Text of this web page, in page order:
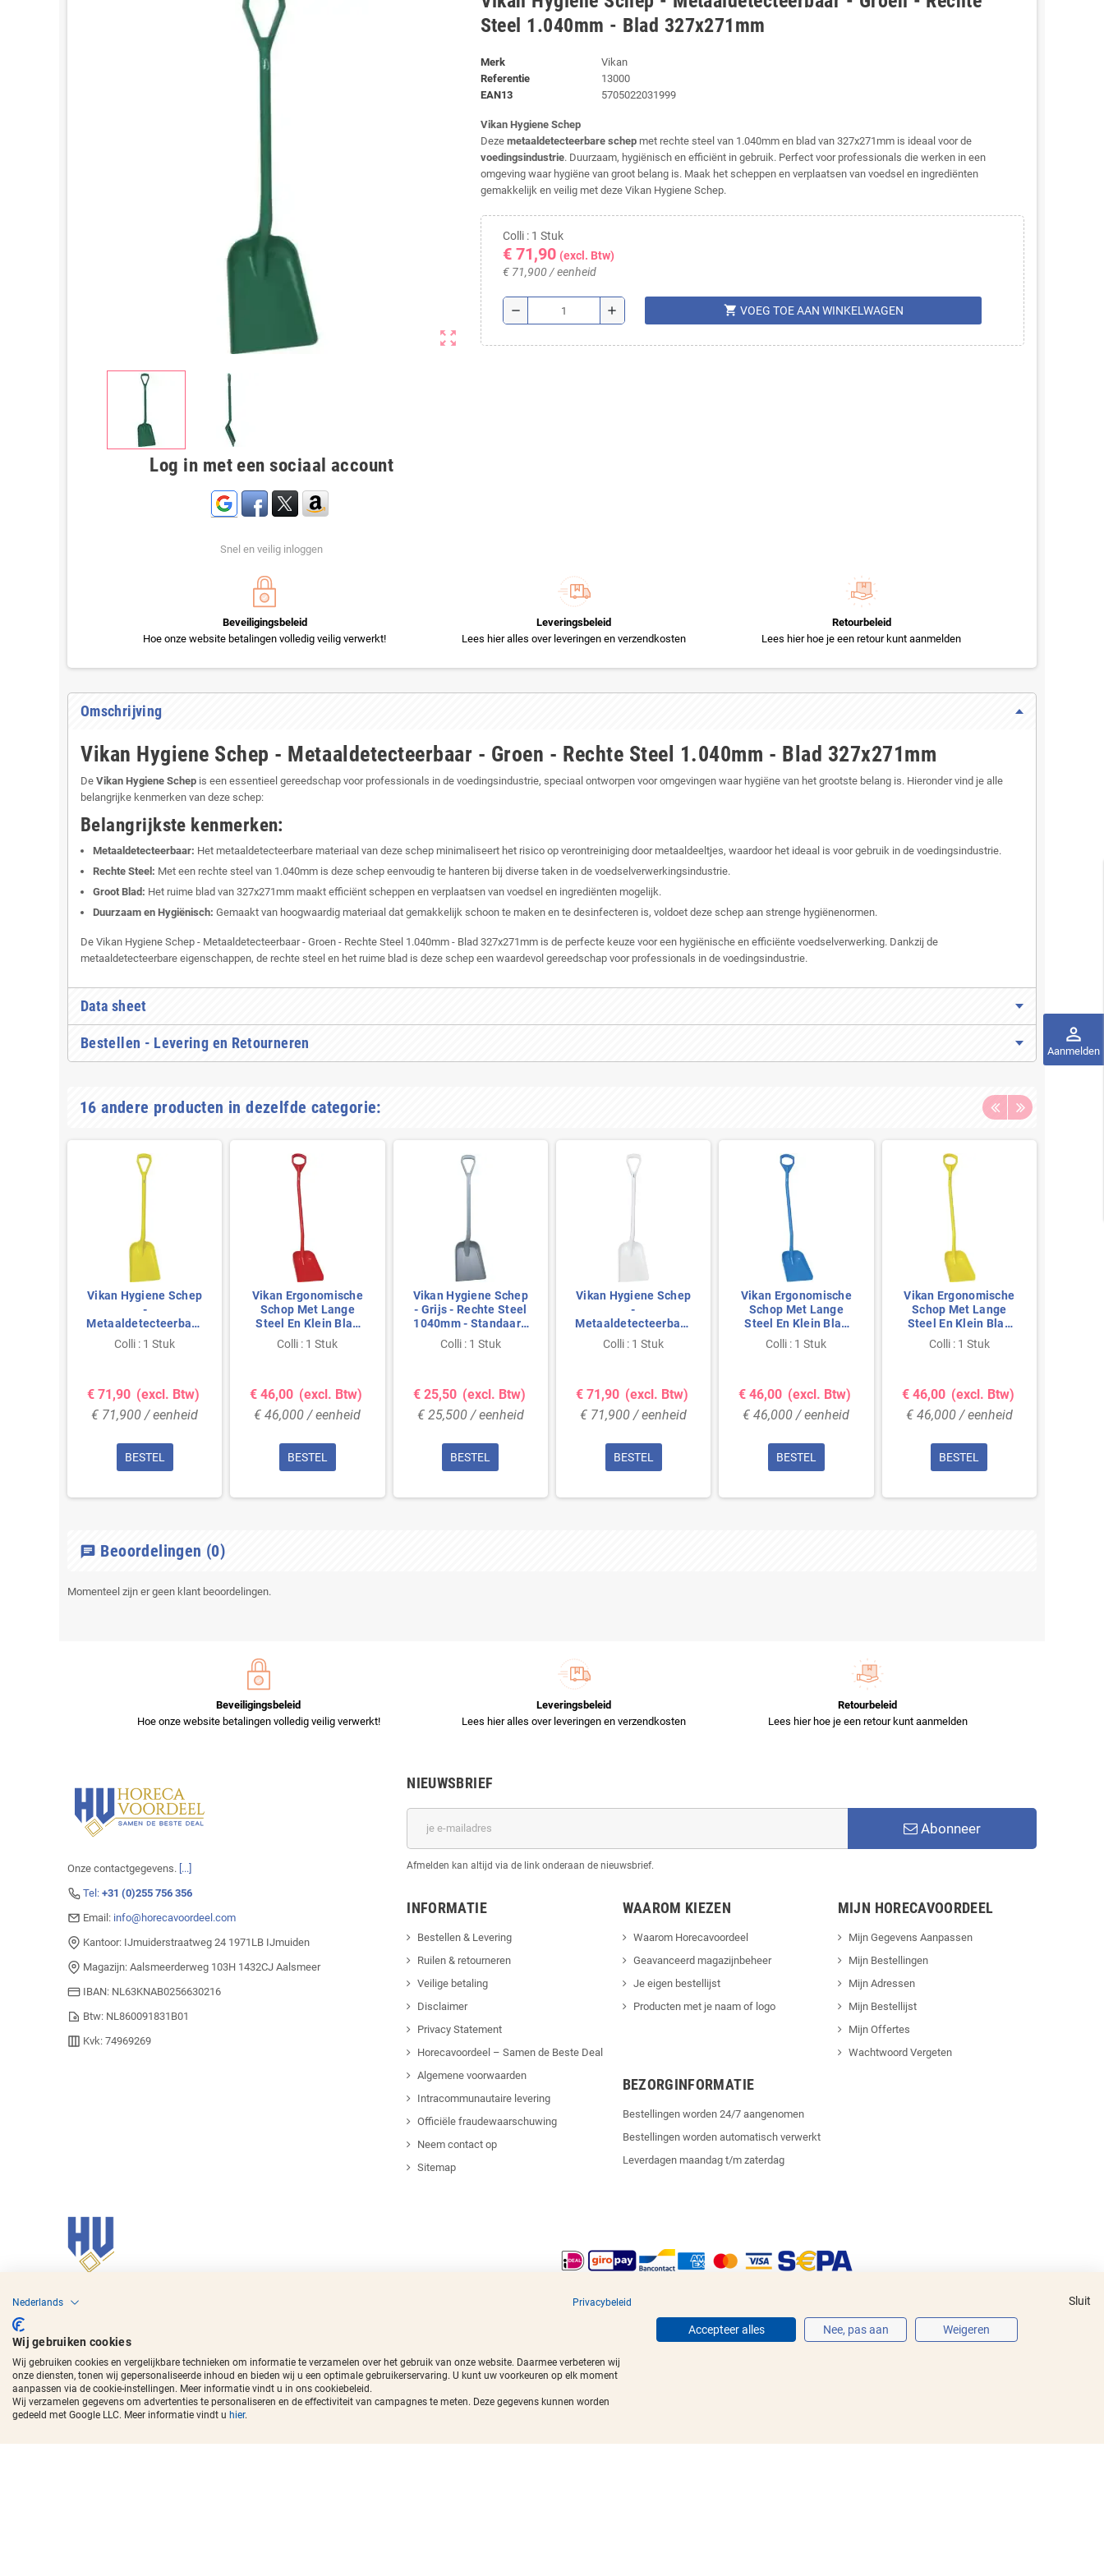
perm_identity
Aanmelden
zoom_out_map
Log in met een sociaal account
Snel en veilig inloggen
Steel 1.040mm - Blad 327x271mm
Merk
Vikan
Referentie
13000
EAN13
5705022031999
Vikan Hygiene Schep
Deze metaaldetecteerbare schepmet rechte steel van 1.040mm en blad van 327x271mm is ideaal voor de
voedingsindustrie. Duurzaam, hygiënisch en efficiënt in gebruik. Perfect voor professionals die werken in een
omgeving waar hygiëne van groot belang is. Maak het scheppen en verplaatsen van voedsel en ingrediënten
gemakkelijk en veilig met deze Vikan Hygiene Schep.
Colli : 1 Stuk
€ 71,90 (excl. Btw)
€ 71,900 / eenheid
remove add shopping_cart VOEG TOE AAN WINKELWAGEN
Beveiligingsbeleid
Hoe onze website betalingen volledig veilig verwerkt!
Leveringsbeleid
Lees hier alles over leveringen en verzendkosten
Retourbeleid
Lees hier hoe je een retour kunt aanmelden
Omschrijving
Vikan Hygiene Schep - Metaaldetecteerbaar - Groen - Rechte Steel 1.040mm - Blad 327x271mm
De Vikan Hygiene Schep is een essentieel gereedschap voor professionals in de voedingsindustrie, speciaal ontworpen voor omgevingen waar hygiëne van het grootste belang is. Hieronder vind je alle
belangrijke kenmerken van deze schep:
Belangrijkste kenmerken:
Metaaldetecteerbaar: Het metaaldetecteerbare materiaal van deze schep minimaliseert het risico op verontreiniging door metaaldeeltjes, waardoor het ideaal is voor gebruik in de voedingsindustrie.
Rechte Steel: Met een rechte steel van 1.040mm is deze schep eenvoudig te hanteren bij diverse taken in de voedselverwerkingsindustrie.
Groot Blad: Het ruime blad van 327x271mm maakt efficiënt scheppen en verplaatsen van voedsel en ingrediënten mogelijk.
Duurzaam en Hygiënisch: Gemaakt van hoogwaardig materiaal dat gemakkelijk schoon te maken en te desinfecteren is, voldoet deze schep aan strenge hygiënenormen.
De Vikan Hygiene Schep - Metaaldetecteerbaar - Groen - Rechte Steel 1.040mm - Blad 327x271mm is de perfecte keuze voor een hygiënische en efficiënte voedselverwerking. Dankzij de
metaaldetecteerbare eigenschappen, de rechte steel en het ruime blad is deze schep een waardevol gereedschap voor professionals in de voedingsindustrie.
Data sheet
Bestellen - Levering en Retourneren
16 andere producten in dezelfde categorie:
Vikan Hygiene Schep
-
Metaaldetecteerbaar
- Geel - Rechte Steel
1.040mm - Blad
Colli : 1 Stuk
€ 71,90 (excl. Btw)
€ 71,900 / eenheid
BESTEL
Vikan Ergonomische
Schop Met Lange
Steel En Klein Blad
Van Polypropyleen
Hoogte 1280mm
Colli : 1 Stuk
€ 46,00 (excl. Btw)
€ 46,000 / eenheid
BESTEL
Vikan Hygiene Schep
- Grijs - Rechte Steel
1040mm - Standaard
Blad 327x271mm
Colli : 1 Stuk
€ 25,50 (excl. Btw)
€ 25,500 / eenheid
BESTEL
Vikan Hygiene Schep
-
Metaaldetecteerbaar
- Wit - Rechte Steel
1.040mm - Blad
Colli : 1 Stuk
€ 71,90 (excl. Btw)
€ 71,900 / eenheid
BESTEL
Vikan Ergonomische
Schop Met Lange
Steel En Klein Blad
Van Polypropyleen
Hoogte 1280mm
Colli : 1 Stuk
€ 46,00 (excl. Btw)
€ 46,000 / eenheid
BESTEL
Vikan Ergonomische
Schop Met Lange
Steel En Klein Blad
Van Polypropyleen
Hoogte 1280mm
Colli : 1 Stuk
€ 46,00 (excl. Btw)
€ 46,000 / eenheid
BESTEL
chat Beoordelingen (0)
Momenteel zijn er geen klant beoordelingen.
Beveiligingsbeleid
Hoe onze website betalingen volledig veilig verwerkt!
Leveringsbeleid
Lees hier alles over leveringen en verzendkosten
Retourbeleid
Lees hier hoe je een retour kunt aanmelden
Onze contactgegevens. [...]
Tel: +31 (0)255 756 356
Email: info@horecavoordeel.com
Kantoor: IJmuiderstraatweg 24 1971LB IJmuiden
Magazijn: Aalsmeerderweg 103H 1432CJ Aalsmeer
IBAN: NL63KNAB0256630216
Btw: NL860091831B01
Kvk: 74969269
NIEUWSBRIEF
Abonneer
Afmelden kan altijd via de link onderaan de nieuwsbrief.
INFORMATIE
Bestellen & Levering
Ruilen & retourneren
Veilige betaling
Disclaimer
Privacy Statement
Horecavoordeel – Samen de Beste Deal
Algemene voorwaarden
Intracommunautaire levering
Officiële fraudewaarschuwing
Neem contact op
Sitemap
WAAROM KIEZEN
Waarom Horecavoordeel
Geavanceerd magazijnbeheer
Je eigen bestellijst
Producten met je naam of logo
MIJN HORECAVOORDEEL
Mijn Gegevens Aanpassen
Mijn Bestellingen
Mijn Adressen
Mijn Bestellijst
Mijn Offertes
Wachtwoord Vergeten
BEZORGINFORMATIE
Bestellingen worden 24/7 aangenomen
Bestellingen worden automatisch verwerkt
Leverdagen maandag t/m zaterdag
Sluit
Nederlands Privacybeleid
Wij gebruiken cookies
Wij gebruiken cookies en vergelijkbare technieken om informatie te verzamelen over het gebruik van onze website. Daarmee verbeteren wij
onze diensten, tonen wij gepersonaliseerde inhoud en bieden wij u een optimale gebruikerservaring. U kunt uw voorkeuren op elk moment
aanpassen via de cookie-instellingen. Meer informatie vindt u in ons cookiebeleid.
Wij verzamelen gegevens om advertenties te personaliseren en de effectiviteit van campagnes te meten. Deze gegevens kunnen worden
gedeeld met Google LLC. Meer informatie vindt u hier.
Accepteer alles Nee, pas aan Weigeren